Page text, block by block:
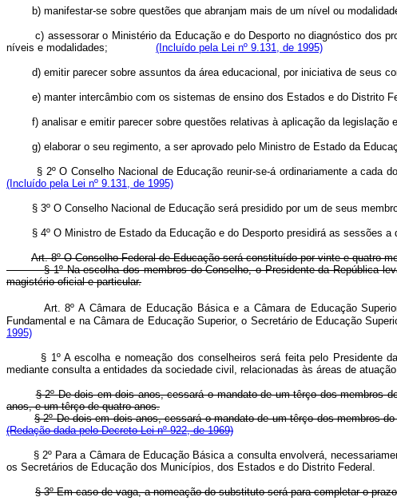
b) manifestar-se sobre questões que abranjam mais de um nível ou
c) assessorar o Ministério da Educação e do Desporto no diagnóstico dos
níveis e modalidades; (Incluído pela Lei nº 9.131, de 1995)
d) emitir parecer sobre assuntos da área educacional, por iniciativa de
e) manter intercâmbio com os sistemas de ensino dos Estados e do Distrito
f) analisar e emitir parecer sobre questões relativas à aplicação da
g) elaborar o seu regimento, a ser aprovado pelo Ministro de Estado da
§ 2º O Conselho Nacional de Educação reunir-se-á ordinariamente a cada
(Incluído pela Lei nº 9.131, de 1995)
§ 3º O Conselho Nacional de Educação será presidido por um de seus
§ 4º O Ministro de Estado da Educação e do Desporto presidirá as sessões a
Art. 8º O Conselho Federal de Educação será constituído por vinte e quatro
§ 1º Na escolha dos membros do Conselho, o Presidente da República
magistério oficial e particular.
Art. 8º A Câmara de Educação Básica e a Câmara de Educação
Fundamental e na Câmara de Educação Superior, o Secretário de
1995)
§ 1º A escolha e nomeação dos conselheiros será feita pelo Presidente
mediante consulta a entidades da sociedade civil, relacionadas às áreas de
§ 2º De dois em dois anos, cessará o mandato de um têrço dos membros
anos, e um têrço de quatro anos.
§ 2º De dois em dois anos, cessará o mandato de um têrço dos
(Redação dada pelo Decreto-Lei nº 922, de 1969)
§ 2º Para a Câmara de Educação Básica a consulta envolverá,
os Secretários de Educação dos Municípios, dos Estados e do Distrito
§ 3º Em caso de vaga, a nomeação do substituto será para completar o